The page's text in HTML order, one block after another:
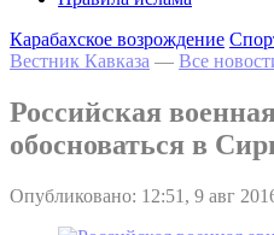
Карабахское возрождение
Вестник Кавказа — Все
Российская
обосноваться в
Опубликовано: 12:51, 9 авг